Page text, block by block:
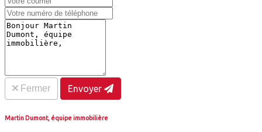
Fermer Envoyer
Martin Dumont, équipe immobilière